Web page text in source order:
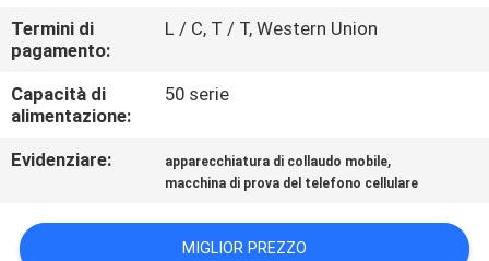
NOTIZIE
RICHIEDA
UNA
Termini di
pagamento:
L / C, T / T, Western Union
Capacità di
alimentazione:
50 serie
Evidenziare: apparecchiatura di collaudo mobile,
macchina di prova del telefono cellulare
MIGLIOR PREZZO